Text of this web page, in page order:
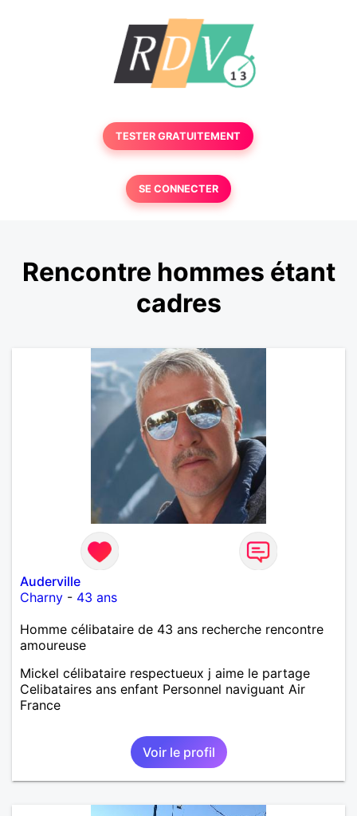
TESTER GRATUITEMENT
SE CONNECTER
Rencontre hommes étant
cadres
Auderville
Charny - 43 ans
Homme célibataire de 43 ans recherche rencontre
amoureuse
Mickel célibataire respectueux j aime le partage
Celibataires ans enfant Personnel naviguant Air
France
Voir le profil